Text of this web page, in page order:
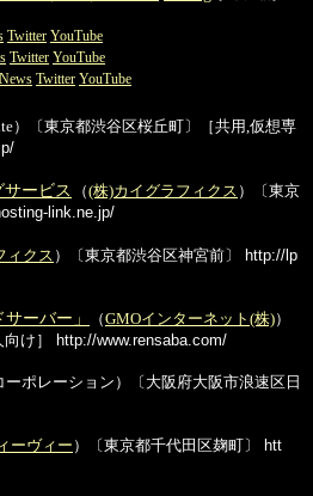
Twitter YouTube
Twitter YouTube
News Twitter YouTube
）〔東京都渋谷区桜丘町〕［共用,仮想専
ービス （(株)カイグラフィクス ）〔東京
link.ne.jp/
ィクス ）〔東京都渋谷区神宮前〕
http://lp
ーバー」 （GMOインターネット(株)）
け］
http://www.rensaba.com/
ーポレーション）〔大阪府大阪市浪速区日
ーヴィー ）〔東京都千代田区麹町〕
htt